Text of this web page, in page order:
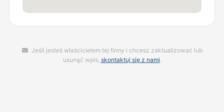
Jeśli jesteś właścicielem tej firmy i chcesz zaktualizować lub
usunąć wpis, skontaktuj się z nami.